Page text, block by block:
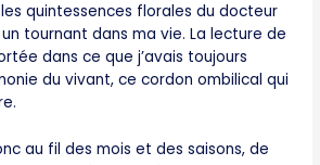
quintessences florales du docteur
tournant dans ma vie. La lecture de
dans ce que j’avais toujours
du vivant, ce cordon ombilical qui
au fil des mois et des saisons, de